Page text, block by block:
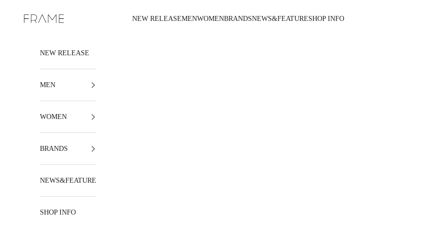
FRAME
NEW RELEASEMENWOMENBRANDSNEWS&FEATURESHOP INFO
NEW RELEASE
MEN
WOMEN
BRANDS
NEWS&FEATURE
SHOP INFO